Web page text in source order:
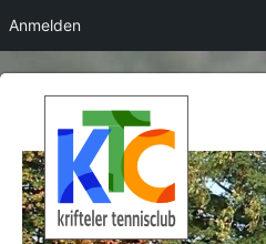
Anmelden